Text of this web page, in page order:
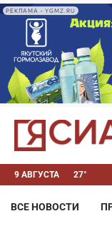
РЕКЛАМА • YGMZ.RU
9 АВГУСТА 27°
ВСЕ НОВОСТИ